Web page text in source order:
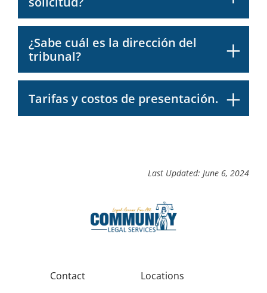
¿Sabe cuál es la dirección del
tribunal?
Tarifas y costos de presentación.
Last Updated: June 6, 2024
Contact
Locations